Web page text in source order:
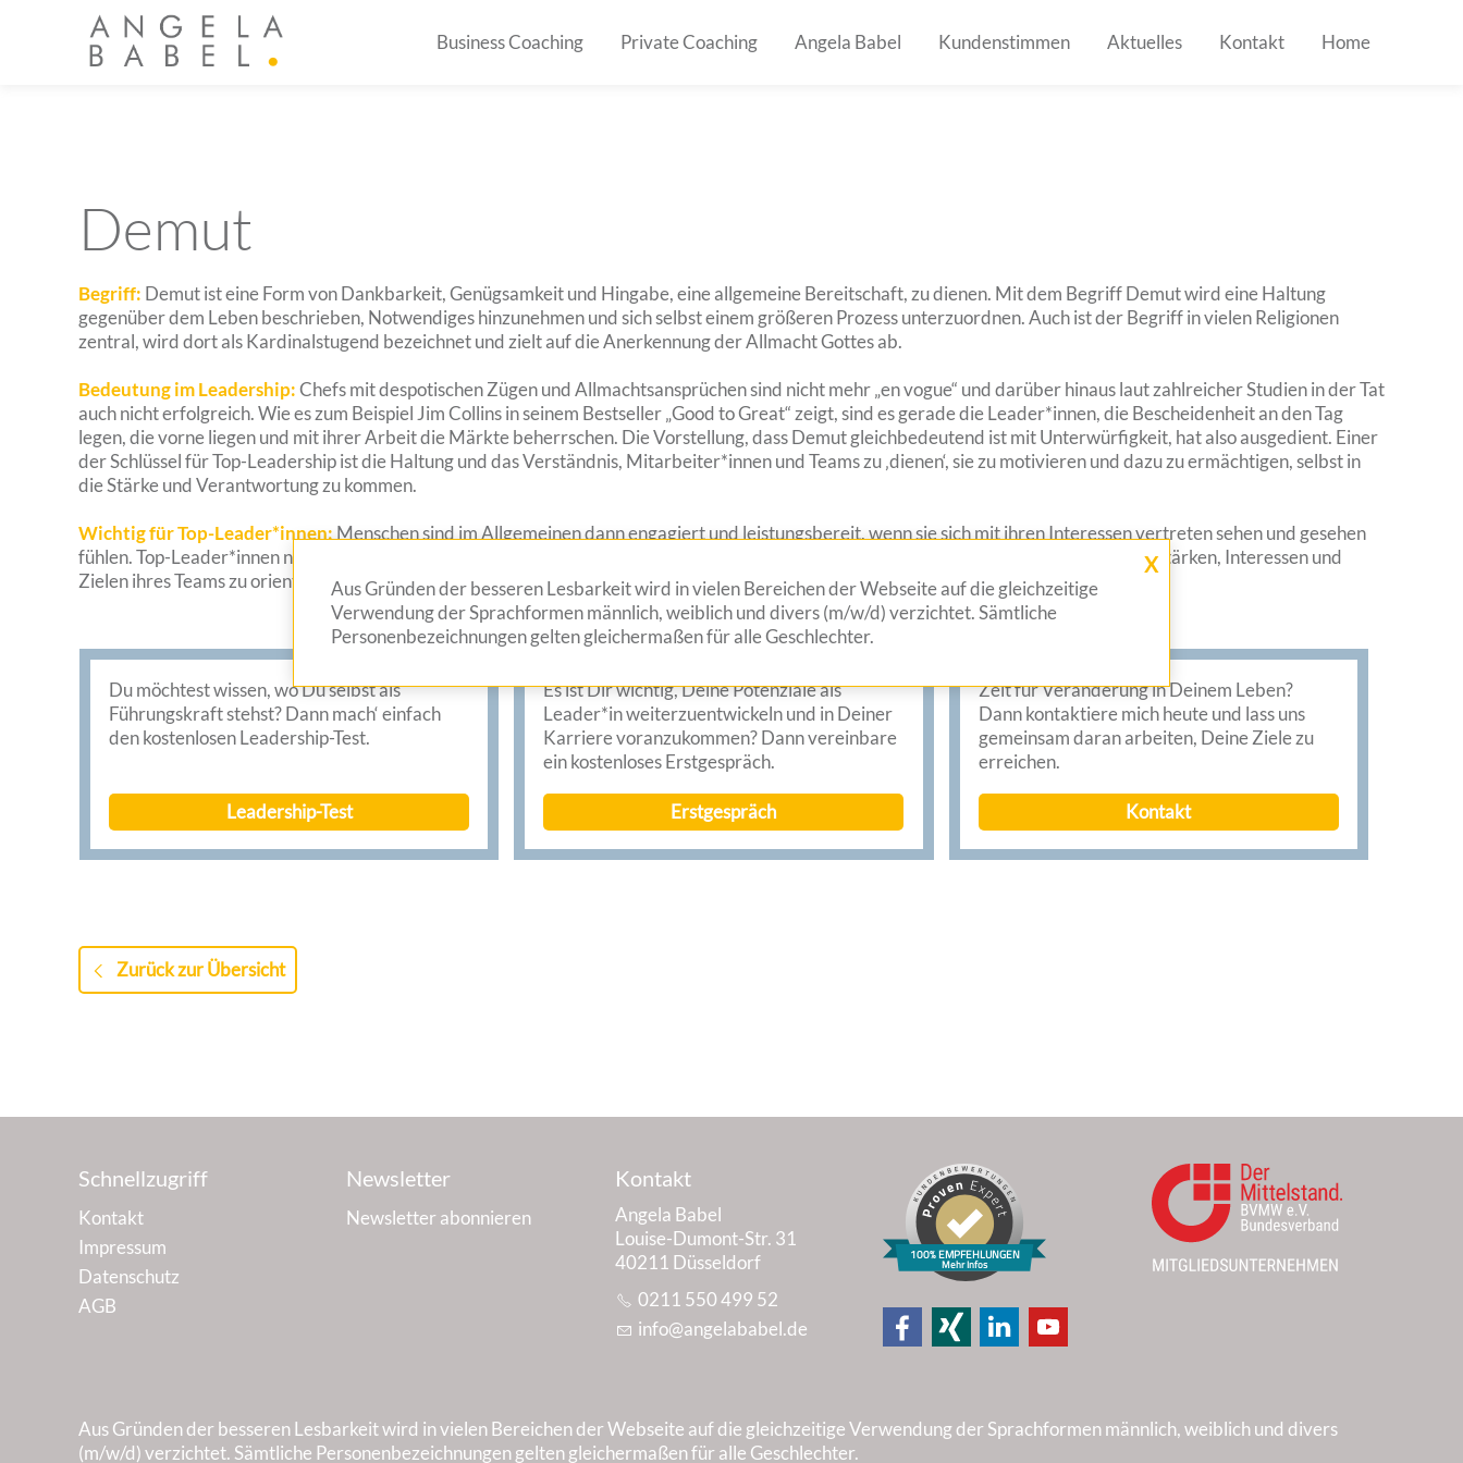
Business Coaching Private Coaching Angela Babel Kundenstimmen Aktuelles Kontakt Home
Demut
Begriff: Demut ist eine Form von Dankbarkeit, Genügsamkeit und Hingabe, eine allgemeine Bereitschaft, zu dienen. Mit dem Begriff Demut wird eine Haltung
gegenüber dem Leben beschrieben, Notwendiges hinzunehmen und sich selbst einem größeren Prozess unterzuordnen. Auch ist der Begriff in vielen Religionen
zentral, wird dort als Kardinalstugend bezeichnet und zielt auf die Anerkennung der Allmacht Gottes ab.
Bedeutung im Leadership:Chefs mit despotischen Zügen und Allmachtsansprüchen sind nicht mehr „en vogue“ und darüber hinaus laut zahlreicher Studien in der Tat
auch nicht erfolgreich. Wie es zum Beispiel Jim Collins in seinem Bestseller „Good to Great“ zeigt, sind es gerade die Leader*innen, die Bescheidenheit an den Tag
legen, die vorne liegen und mit ihrer Arbeit die Märkte beherrschen. Die Vorstellung, dass Demut gleichbedeutend ist mit Unterwürfigkeit, hat also ausgedient. Einer
der Schlüssel für Top-Leadership ist die Haltung und das Verständnis, Mitarbeiter*innen und Teams zu ‚dienen‘, sie zu motivieren und dazu zu ermächtigen, selbst in
die Stärke und Verantwortung zu kommen.
Wichtig für Top-Leader*innen:Menschen sind im Allgemeinen dann engagiert und leistungsbereit, wenn sie sich mit ihren Interessen vertreten sehen und gesehen
fühlen. Top-Leader*innen nutzen dieses Wissen. Sie haben verstanden, sich nicht selbst in den Mittelpunkt zu stellen, sondern sich an den Stärken, Interessen und
Zielen ihres Teams zu orientieren. Denn echte Führung gelingt auf Dauer nicht, ohne auch zu dienen.
Du möchtest wissen, wo Du selbst als
Führungskraft stehst? Dann mach‘ einfach
den kostenlosen Leadership-Test.
Leadership-Test
Es ist Dir wichtig, Deine Potenziale als
Leader*in weiterzuentwickeln und in Deiner
Karriere voranzukommen? Dann vereinbare
ein kostenloses Erstgespräch.
Erstgespräch
Zeit für Veränderung in Deinem Leben?
Dann kontaktiere mich heute und lass uns
gemeinsam daran arbeiten, Deine Ziele zu
erreichen.
Kontakt
Zurück zur Übersicht
X
Aus Gründen der besseren Lesbarkeit wird in vielen Bereichen der Webseite auf die gleichzeitige
Verwendung der Sprachformen männlich, weiblich und divers (m/w/d) verzichtet. Sämtliche
Personenbezeichnungen gelten gleichermaßen für alle Geschlechter.
Schnellzugriff
Kontakt
Impressum
Datenschutz
AGB
Newsletter
Newsletter abonnieren
Kontakt
Angela Babel
Louise-Dumont-Str. 31
40211 Düsseldorf
0211 550 499 52
nf
ng l b b l d
100% EMPFEHLUNGEN
Mehr Infos
Aus Gründen der besseren Lesbarkeit wird in vielen Bereichen der Webseite auf die gleichzeitige Verwendung der Sprachformen männlich, weiblich und divers
(m/w/d) verzichtet. Sämtliche Personenbezeichnungen gelten gleichermaßen für alle Geschlechter.